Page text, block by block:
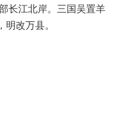
长江北岸。三国吴置羊
改万县。